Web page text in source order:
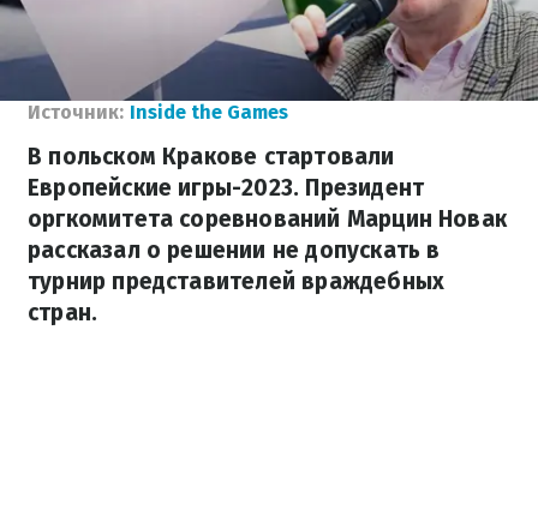
Источник: Inside the Games
В польском Кракове стартовали
Европейские игры-2023. Президент
оргкомитета соревнований Марцин Новак
рассказал о решении не допускать в
турнир представителей враждебных
стран.